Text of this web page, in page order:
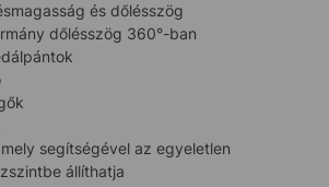
és dőlésszög
dőlésszög 360°-ban
segítségével az egyeletlen
állíthatja